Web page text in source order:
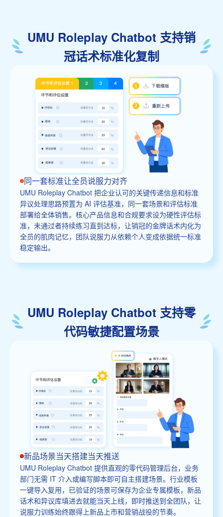
UMU Roleplay Chatbot 支持销
冠话术标准化复制
同一套标准让全员说服力对齐
UMU Roleplay Chatbot 把企业认可的关键传递信息和标准
异议处理思路预置为 AI 评估基准，同一套场景和评估标准
部署给全体销售。核心产品信息和合规要求设为硬性评估标
准，未通过者持续练习直到达标，让销冠的金牌话术内化为
全员的肌肉记忆，团队说服力从依赖个人变成依据统一标准
稳定输出。
UMU Roleplay Chatbot 支持零
代码敏捷配置场景
新品场景当天搭建当天推送
UMU Roleplay Chatbot 提供直观的零代码管理后台，业务
部门无需 IT 介入或编写脚本即可自主搭建场景。行业模板
一键导入复用，已验证的场景可保存为企业专属模板，新品
话术和异议库填进去就能当天上线，即时推送到全团队，让
说服力训练始终跟得上新品上市和营销战役的节奏。